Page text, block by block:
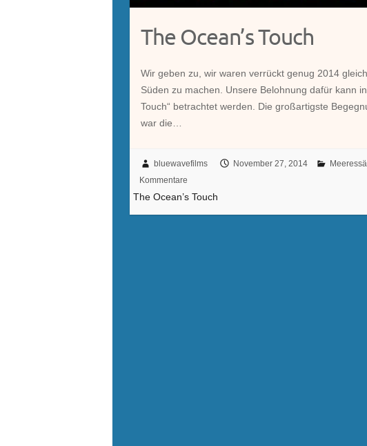
The Ocean’s Touch
Wir geben zu, wir waren verrückt genug 2014
Süden zu machen. Unsere Belohnung dafür kann
Touch“ betrachtet werden. Die großartigste
war die…
bluewavefilms November 27, 2014
Kommentare
The Ocean’s Touch